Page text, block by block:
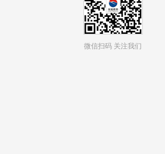
微信扫码 关注我们